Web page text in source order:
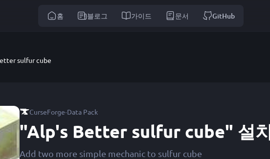
홈 블로그 가이드 문서 GitHub
sulfur cube
CurseForge·Data Pack
"Alp's Better sulfur cube" 설
Add two more simple mechanic to sulfur cube